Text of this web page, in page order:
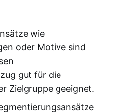
wie
oder Motive sind
gut für die
Zielgruppe geeignet.